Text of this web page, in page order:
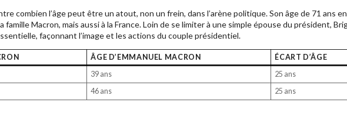
combien l’âge peut être un atout, non un frein, dans l’arène politique. Son âge de 71 ans
famille Macron, mais aussi à la France. Loin de se limiter à une simple épouse du président,
façonnant l’image et les actions du couple présidentiel.
ÂGE D’EMMANUEL MACRON
ÉCART D’ÂGE
39 ans
25 ans
46 ans 25 ans